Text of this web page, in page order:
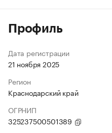
Профиль
Дата регистрации
21 ноября 2025
Регион
Краснодарский край
ОГРНИП
325237500501389